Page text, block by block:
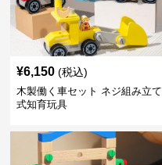
¥6,150 (税込)
木製働く車セット ネジ組み立て
式知育玩具